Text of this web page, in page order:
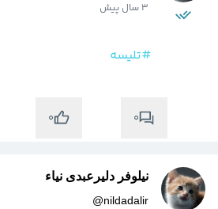
3 سال پیش
#تلیسه
0
0
نیلوفر دلیرعبدی نیاء
@nildadalir